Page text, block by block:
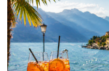
Festliche
der
© VIVA